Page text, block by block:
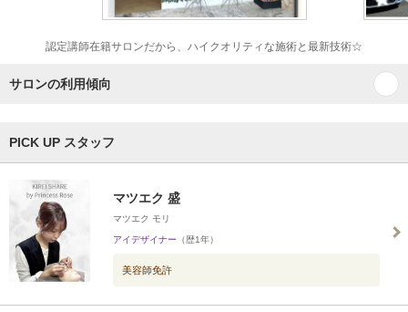
認定講師在籍サロンだから、ハイクオリティな施術と最新技術☆
サロンの利用傾向
PICK UP スタッフ
マツエク 盛
マツエク モリ
アイデザイナー （歴1年）
美容師免許